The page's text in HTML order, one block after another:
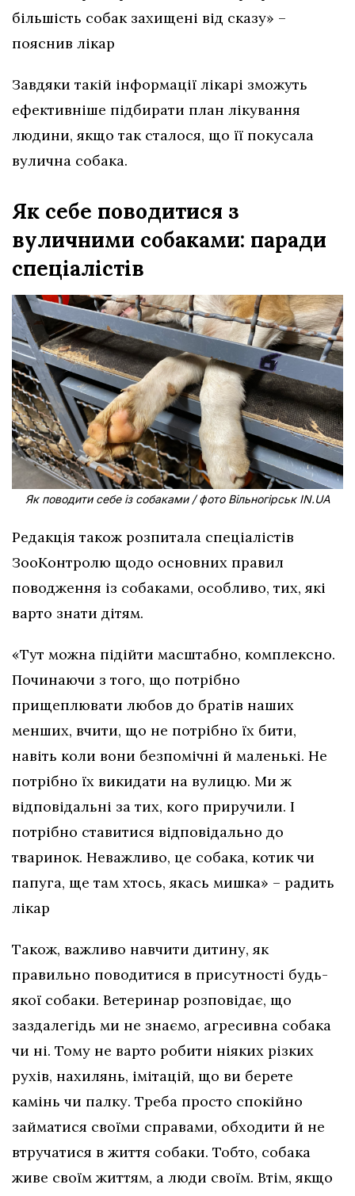
більшість собак захищені від сказу» –
пояснив лікар
Завдяки такій інформації лікарі зможуть
ефективніше підбирати план лікування
людини, якщо так сталося, що її покусала
вулична собака.
Як себе поводитися з
вуличними собаками: паради
спеціалістів
Як поводити себе із собаками / фото Вільногірськ IN.UA
Редакція також розпитала спеціалістів
ЗооКонтролю щодо основних правил
поводження із собаками, особливо, тих, які
варто знати дітям.
«Тут можна підійти масштабно, комплексно.
Починаючи з того, що потрібно
прищеплювати любов до братів наших
менших, вчити, що не потрібно їх бити,
навіть коли вони безпомічні й маленькі. Не
потрібно їх викидати на вулицю. Ми ж
відповідальні за тих, кого приручили. І
потрібно ставитися відповідально до
тваринок. Неважливо, це собака, котик чи
папуга, ще там хтось, якась мишка» – радить
лікар
Також, важливо навчити дитину, як
правильно поводитися в присутності будь-
якої собаки. Ветеринар розповідає, що
заздалегідь ми не знаємо, агресивна собака
чи ні. Тому не варто робити ніяких різких
рухів, нахилянь, імітацій, що ви берете
камінь чи палку. Треба просто спокійно
займатися своїми справами, обходити й не
втручатися в життя собаки. Тобто, собака
живе своїм життям, а люди своїм. Втім, якщо